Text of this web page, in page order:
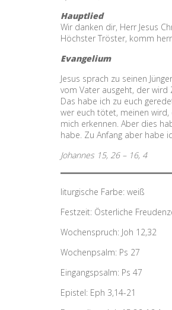
Hauptlied
Wir danken dir, Herr Jesus
Höchster Tröster, komm
Evangelium
Jesus sprach zu seinen
vom Vater ausgeht, der wird
Das habe ich zu euch
wer euch tötet, meinen
mich erkennen. Aber dies
habe. Zu Anfang aber habe
Johannes 15, 26 – 16, 4
liturgische Farbe: weiß
Festzeit: Österliche
Wochenspruch: Joh 12,32
Wochenpsalm: Ps 27
Eingangspsalm: Ps 47
Epistel: Eph 3,14-21